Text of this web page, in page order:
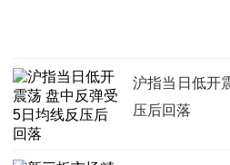
沪指当日低开
压后回落